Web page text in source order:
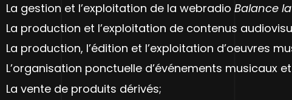
La gestion et l’exploitation de la webradio Balance
La production et l’exploitation de contenus
La production, l’édition et l’exploitation d’oeuvres
L’organisation ponctuelle d’événements musicaux
La vente de produits dérivés;